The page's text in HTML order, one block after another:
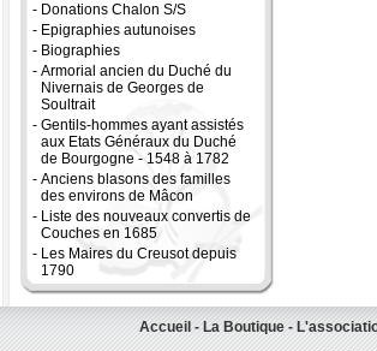
- Donations Chalon S/S
- Epigraphies autunoises
- Biographies
- Armorial ancien du Duché du
Nivernais de Georges de
Soultrait
- Gentils-hommes ayant assistés
aux Etats Généraux du Duché
de Bourgogne - 1548 à 1782
- Anciens blasons des familles
des environs de Mâcon
- Liste des nouveaux convertis de
Couches en 1685
- Les Maires du Creusot depuis
1790
Accueil - La Boutique -